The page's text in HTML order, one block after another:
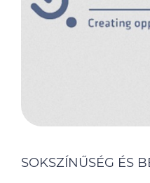
SOKSZÍNŰSÉG ÉS